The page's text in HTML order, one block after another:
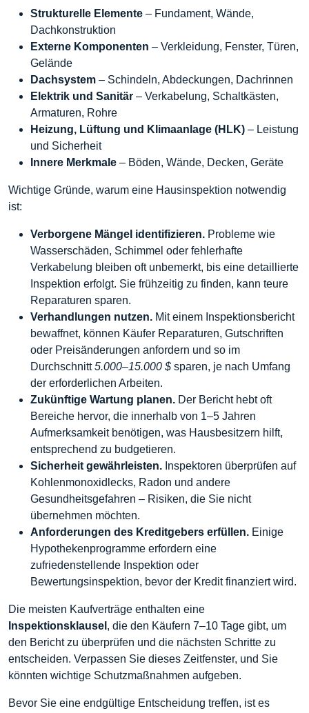
Strukturelle Elemente – Fundament, Wände,
Dachkonstruktion
Externe Komponenten – Verkleidung, Fenster, Türen,
Gelände
Dachsystem – Schindeln, Abdeckungen, Dachrinnen
Elektrik und Sanitär – Verkabelung, Schaltkästen,
Armaturen, Rohre
Heizung, Lüftung und Klimaanlage (HLK) – Leistung
und Sicherheit
Innere Merkmale – Böden, Wände, Decken, Geräte
Wichtige Gründe, warum eine Hausinspektion notwendig
ist:
Verborgene Mängel identifizieren. Probleme wie
Wasserschäden, Schimmel oder fehlerhafte
Verkabelung bleiben oft unbemerkt, bis eine detaillierte
Inspektion erfolgt. Sie frühzeitig zu finden, kann teure
Reparaturen sparen.
Verhandlungen nutzen. Mit einem Inspektionsbericht
bewaffnet, können Käufer Reparaturen, Gutschriften
oder Preisänderungen anfordern und so im
Durchschnitt5.000–15.000 $ sparen, je nach Umfang
der erforderlichen Arbeiten.
Zukünftige Wartung planen. Der Bericht hebt oft
Bereiche hervor, die innerhalb von 1–5 Jahren
Aufmerksamkeit benötigen, was Hausbesitzern hilft,
entsprechend zu budgetieren.
Sicherheit gewährleisten. Inspektoren überprüfen auf
Kohlenmonoxidlecks, Radon und andere
Gesundheitsgefahren – Risiken, die Sie nicht
übernehmen möchten.
Anforderungen des Kreditgebers erfüllen. Einige
Hypothekenprogramme erfordern eine
zufriedenstellende Inspektion oder
Bewertungsinspektion, bevor der Kredit finanziert wird.
Die meisten Kaufverträge enthalten eine
Inspektionsklausel , die den Käufern 7–10 Tage gibt, um
den Bericht zu überprüfen und die nächsten Schritte zu
entscheiden. Verpassen Sie dieses Zeitfenster, und Sie
könnten wichtige Schutzmaßnahmen aufgeben.
Bevor Sie eine endgültige Entscheidung treffen, ist es